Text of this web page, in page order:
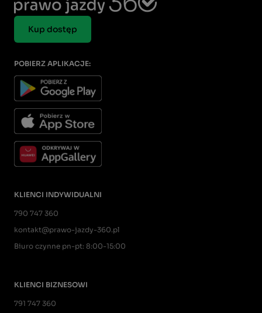
Kup dostęp
KLIENCI INDYWIDUALNI
790 747 360
kontakt@prawo-jazdy-360.pl
Biuro czynne pn-pt: 8:00-15:00
KLIENCI BIZNESOWI
791 747 360
POBIERZ APLIKACJE: